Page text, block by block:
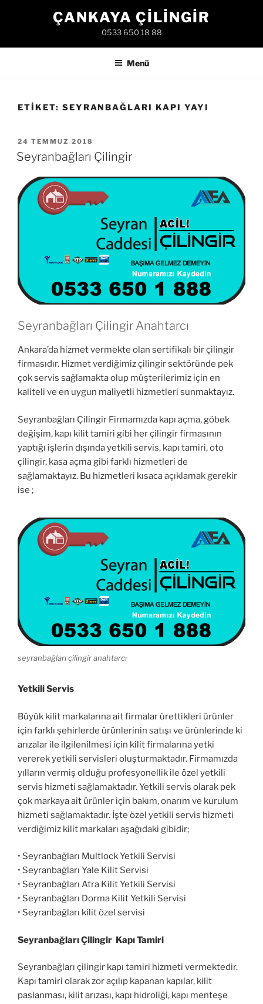
ÇANKAYA ÇILINGIR
0533 650 18 88
Menü
ETIKET: SEYRANBAĞLARI KAPI YAYI
YAYIM
TARIHI
24 TEMMUZ 2018
Seyranbağları Çilingir
Seyranbağları Çilingir Anahtarcı
Ankara’da hizmet vermekte olan sertifikalı bir çilingir
firmasıdır. Hizmet verdiğimiz çilingir sektöründe pek
çok servis sağlamakta olup müşterilerimiz için en
kaliteli ve en uygun maliyetli hizmetleri sunmaktayız.
Seyranbağları Çilingir Firmamızda kapı açma, göbek
değişim, kapı kilit tamiri gibi her çilingir firmasının
yaptığı işlerin dışında yetkili servis, kapı tamiri, oto
çilingir, kasa açma gibi farklı hizmetleri de
sağlamaktayız. Bu hizmetleri kısaca açıklamak gerekir
ise ;
seyranbağları çilingir anahtarcı
Yetkili Servis
Büyük kilit markalarına ait firmalar ürettikleri ürünler
için farklı şehirlerde ürünlerinin satışı ve ürünlerinde ki
arızalar ile ilgilenilmesi için kilit firmalarına yetki
vererek yetkili servisleri oluşturmaktadır. Firmamızda
yılların vermiş olduğu profesyonellik ile özel yetkili
servis hizmeti sağlamaktadır. Yetkili servis olarak pek
çok markaya ait ürünler için bakım, onarım ve kurulum
hizmeti sağlamaktadır. İşte özel yetkili servis hizmeti
verdiğimiz kilit markaları aşağıdaki gibidir;
• Seyranbağları Multlock Yetkili Servisi
• Seyranbağları Yale Kilit Servisi
• Seyranbağları Atra Kilit Yetkili Servisi
• Seyranbağları Dorma Kilit Yetkili Servisi
• Seyranbağları kilit özel servisi
Seyranbağları Çilingir Kapı Tamiri
Seyranbağları çilingir kapı tamiri hizmeti vermektedir.
Kapı tamiri olarak zor açılıp kapanan kapılar, kilit
paslanması, kilit arızası, kapı hidroliği, kapı menteşe